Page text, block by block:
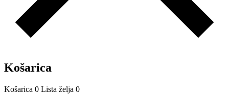
Košarica
Košarica 0 Lista želja 0